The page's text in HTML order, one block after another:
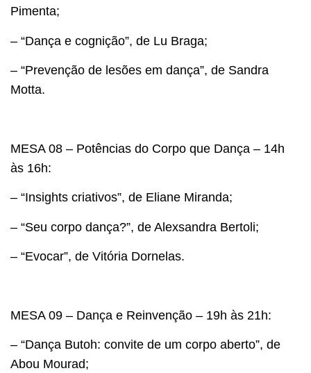
Pimenta;
– “Dança e cognição”, de Lu Braga;
– “Prevenção de lesões em dança”, de Sandra
Motta.
MESA 08 – Potências do Corpo que Dança – 14h
às 16h:
– “Insights criativos”, de Eliane Miranda;
– “Seu corpo dança?”, de Alexsandra Bertoli;
– “Evocar”, de Vitória Dornelas.
MESA 09 – Dança e Reinvenção – 19h às 21h:
– “Dança Butoh: convite de um corpo aberto”, de
Abou Mourad;